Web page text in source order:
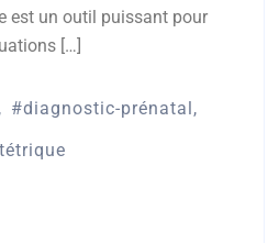
est un outil puissant pour
[…]
diagnostic-prénatal